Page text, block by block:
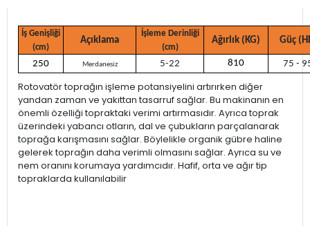
İş Genişliği
(cm)
Açıklama
İşleme Derinliği
(cm)
Ağırlık (KG) Güç
250 Merdanesiz 5-22 810 75 -
Rotovatör toprağın işleme potansiyelini artırırken diğer
yandan zaman ve yakıttan tasarruf sağlar. Bu makinanın en
önemli özelliği topraktaki verimi artırmasıdır. Ayrıca toprak
üzerindeki yabancı otların, dal ve çubukların parçalanarak
toprağa karışmasını sağlar. Böylelikle organik gübre haline
gelerek toprağın daha verimli olmasını sağlar. Ayrıca su ve
nem oranını korumaya yardımcıdır. Hafif, orta ve ağır tip
topraklarda kullanılabilir